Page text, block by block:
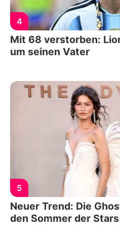
4
Mit 68 verstorben:
um seinen Vater
5
Neuer Trend: Die
den Sommer der Stars